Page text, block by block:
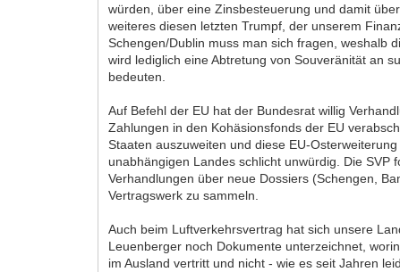
würden, über eine Zinsbesteuerung und damit
weiteres diesen letzten Trumpf, der unserem
Schengen/Dublin muss man sich fragen, weshalb
wird lediglich eine Abtretung von Souveränität an
bedeuten.
Auf Befehl der EU hat der Bundesrat willig
Zahlungen in den Kohäsionsfonds der EU
Staaten auszuweiten und diese EU-
unabhängigen Landes schlicht unwürdig. Die
Verhandlungen über neue Dossiers (Schengen,
Vertragswerk zu sammeln.
Auch beim Luftverkehrsvertrag hat sich unsere
Leuenberger noch Dokumente unterzeichnet,
im Ausland vertritt und nicht - wie es seit Jahren